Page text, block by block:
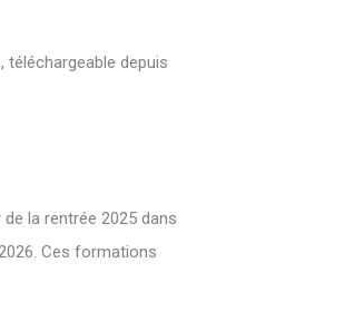
depuis
la rentrée 2025 dans
Ces formations